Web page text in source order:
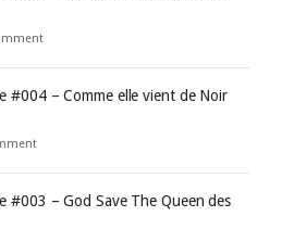
#004 – Comme elle vient de Noir
#003 – God Save The Queen des